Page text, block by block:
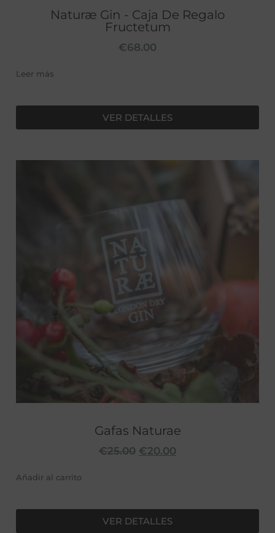
Naturæ Gin - Caja De Regalo
Fructetum
€68.00
Leer más
VER DETALLES
Gafas Naturae
€25.00 €20.00
Añadir al carrito
VER DETALLES